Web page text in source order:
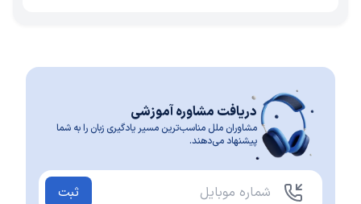
دریافت مشاوره آموزشی
مشاوران ملل مناسب‌ترین مسیر یادگیری زبان را به شما
پیشنهاد می‌دهند.
ثبت